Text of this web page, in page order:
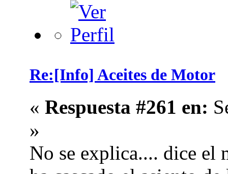
Re:[Info] Aceites de Motor
« Respuesta #261 en:
»
No se explica.... dice el